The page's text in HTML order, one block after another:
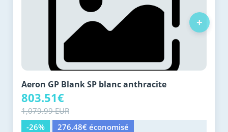
Aeron GP Blank SP blanc anthracite
803.51€
1,079.99 EUR
-26%
276.48€ économisé
+